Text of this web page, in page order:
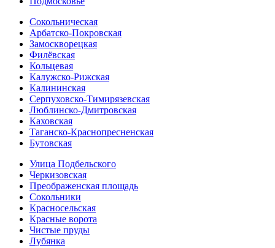
Сокольническая
Арбатско-Покровская
Замоскворецкая
Филёвская
Кольцевая
Калужско-Рижская
Калининская
Серпуховско-Тимирязевская
Люблинско-Дмитровская
Каховская
Таганско-Краснопресненская
Бутовская
Улица Подбельского
Черкизовская
Преображенская площадь
Сокольники
Красносельская
Красные ворота
Чистые пруды
Лубянка